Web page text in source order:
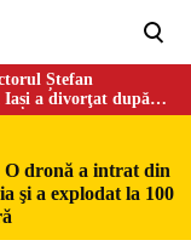
Ștefan
a divorţat după
dronă a intrat din
şi a explodat la 100